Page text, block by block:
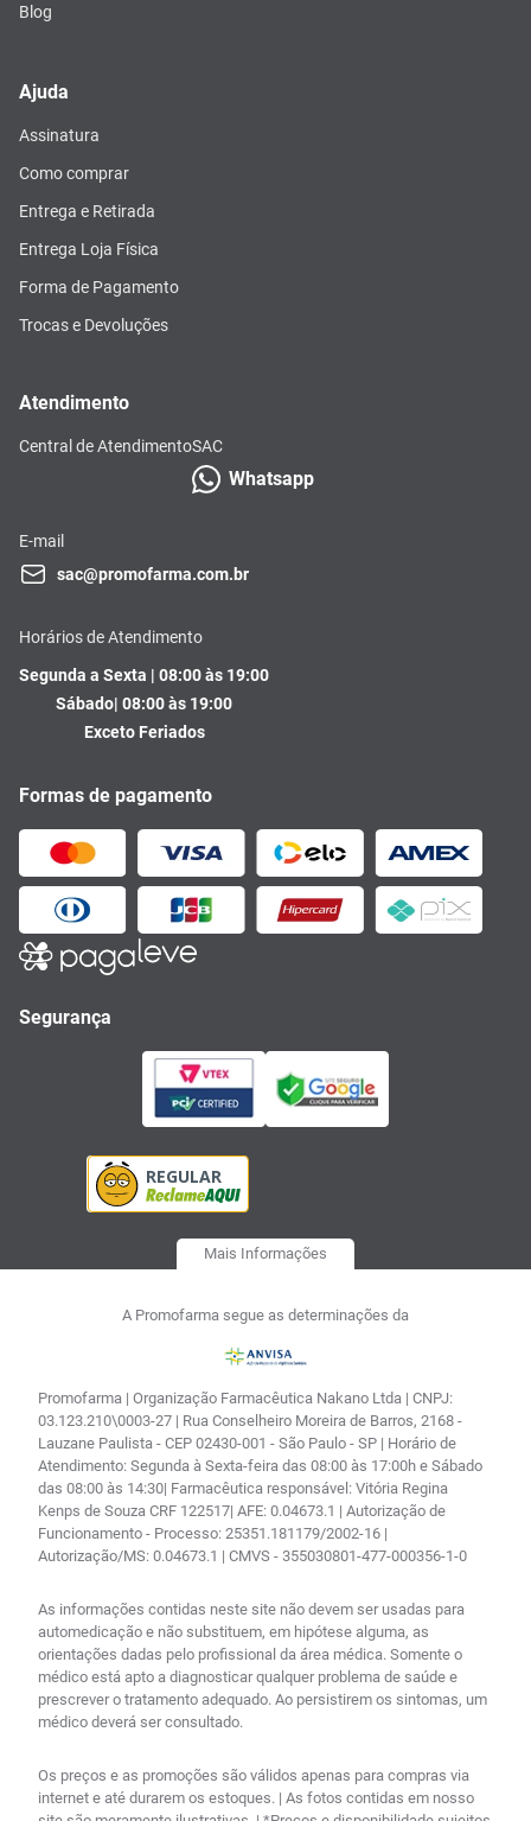
Blog
Ajuda
Assinatura
Como comprar
Entrega e Retirada
Entrega Loja Física
Forma de Pagamento
Trocas e Devoluções
Atendimento
Central de AtendimentoSAC
Whatsapp
E-mail
sac@promofarma.com.br
Horários de Atendimento
Segunda a Sexta | 08:00 às 19:00
Sábado| 08:00 às 19:00
Exceto Feriados
Formas de pagamento
Segurança
Mais Informações
A Promofarma segue as determinações da
Promofarma | Organização Farmacêutica Nakano Ltda | CNPJ:
03.123.210\0003-27 | Rua Conselheiro Moreira de Barros, 2168 -
Lauzane Paulista - CEP 02430-001 - São Paulo - SP | Horário de
Atendimento: Segunda à Sexta-feira das 08:00 às 17:00h e Sábado
das 08:00 às 14:30| Farmacêutica responsável: Vitória Regina
Kenps de Souza CRF 122517| AFE: 0.04673.1 | Autorização de
Funcionamento - Processo: 25351.181179/2002-16 |
Autorização/MS: 0.04673.1 | CMVS - 355030801-477-000356-1-0
As informações contidas neste site não devem ser usadas para
automedicação e não substituem, em hipótese alguma, as
orientações dadas pelo profissional da área médica. Somente o
médico está apto a diagnosticar qualquer problema de saúde e
prescrever o tratamento adequado. Ao persistirem os sintomas, um
médico deverá ser consultado.
Os preços e as promoções são válidos apenas para compras via
internet e até durarem os estoques. | As fotos contidas em nosso